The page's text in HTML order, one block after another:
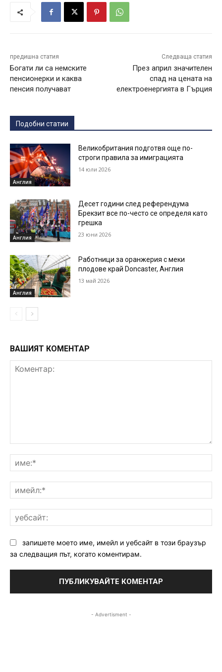
предишна статия
Богати ли са немските
пенсионерки и каква
пенсия получават
Следваща статия
През април значителен
спад на цената на
електроенергията в Гърция
Подобни статии
Англия
Великобритания подготвя още по-
строги правила за имиграцията
14 юли 2026
Англия
Десет години след референдума
Брекзит все по-често се определя като
грешка
23 юни 2026
Англия
Работници за оранжерия с меки
плодове край Doncaster, Англия
13 май 2026
ВАШИЯТ КОМЕНТАР
запишете моето име, имейл и уебсайт в този браузър
за следващия път, когато коментирам.
- Advertisment -